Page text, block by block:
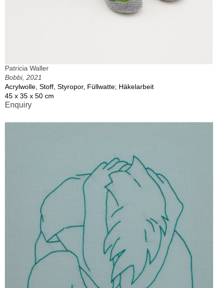
Patricia Waller
Bobbi, 2021
Acrylwolle, Stoff, Styropor, Füllwatte; Häkelarbeit
45 x 35 x 50 cm
Enquiry